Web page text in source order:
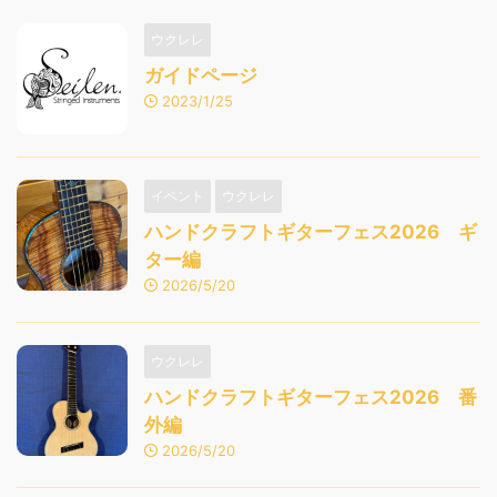
ウクレレ
ガイドページ
2023/1/25
イベント ウクレレ
ハンドクラフトギターフェス2026 ギ
ター編
2026/5/20
ウクレレ
ハンドクラフトギターフェス2026 番
外編
2026/5/20